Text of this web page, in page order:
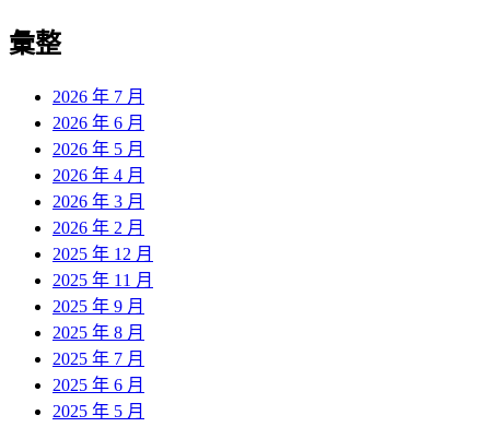
彙整
2026 年 7 月
2026 年 6 月
2026 年 5 月
2026 年 4 月
2026 年 3 月
2026 年 2 月
2025 年 12 月
2025 年 11 月
2025 年 9 月
2025 年 8 月
2025 年 7 月
2025 年 6 月
2025 年 5 月